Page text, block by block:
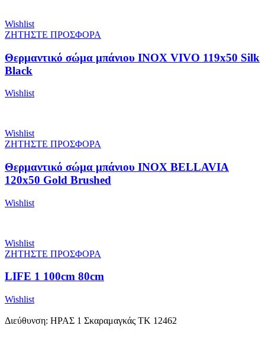
Wishlist
ΖΗΤΗΣΤΕ ΠΡΟΣΦΟΡΑ
Θερμαντικό σώμα μπάνιου INOX VIVO 119x50 Silk
Black
Wishlist
Wishlist
ΖΗΤΗΣΤΕ ΠΡΟΣΦΟΡΑ
Θερμαντικό σώμα μπάνιου INOX BELLAVIA
120x50 Gold Brushed
Wishlist
Wishlist
ΖΗΤΗΣΤΕ ΠΡΟΣΦΟΡΑ
LIFE 1 100cm 80cm
Wishlist
Διεύθυνση: ΗΡΑΣ 1 Σκαραμαγκάς ΤΚ 12462